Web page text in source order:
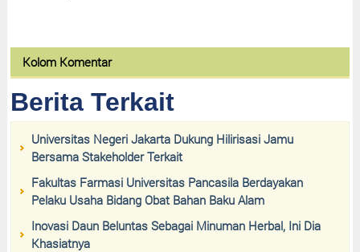
Kolom Komentar
Berita Terkait
Universitas Negeri Jakarta Dukung Hilirisasi Jamu
Bersama Stakeholder Terkait
Fakultas Farmasi Universitas Pancasila Berdayakan
Pelaku Usaha Bidang Obat Bahan Baku Alam
Inovasi Daun Beluntas Sebagai Minuman Herbal, Ini Dia
Khasiatnya